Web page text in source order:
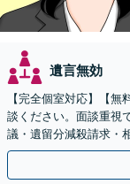
遺言無効
【完全個室対応】【
談ください。面談重視
議・遺留分減殺請求・
い。まずは事務所での